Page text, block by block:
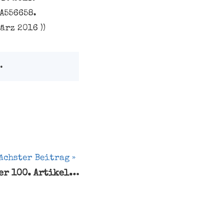
2016 ))
Beitrag
100. Artikel…